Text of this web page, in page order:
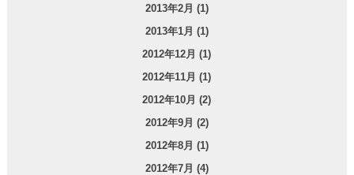
2013年2月 (1)
2013年1月 (1)
2012年12月 (1)
2012年11月 (1)
2012年10月 (2)
2012年9月 (2)
2012年8月 (1)
2012年7月 (4)